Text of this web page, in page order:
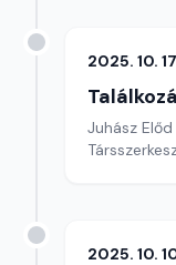
2025. 10.
Juhász
2025. 10.